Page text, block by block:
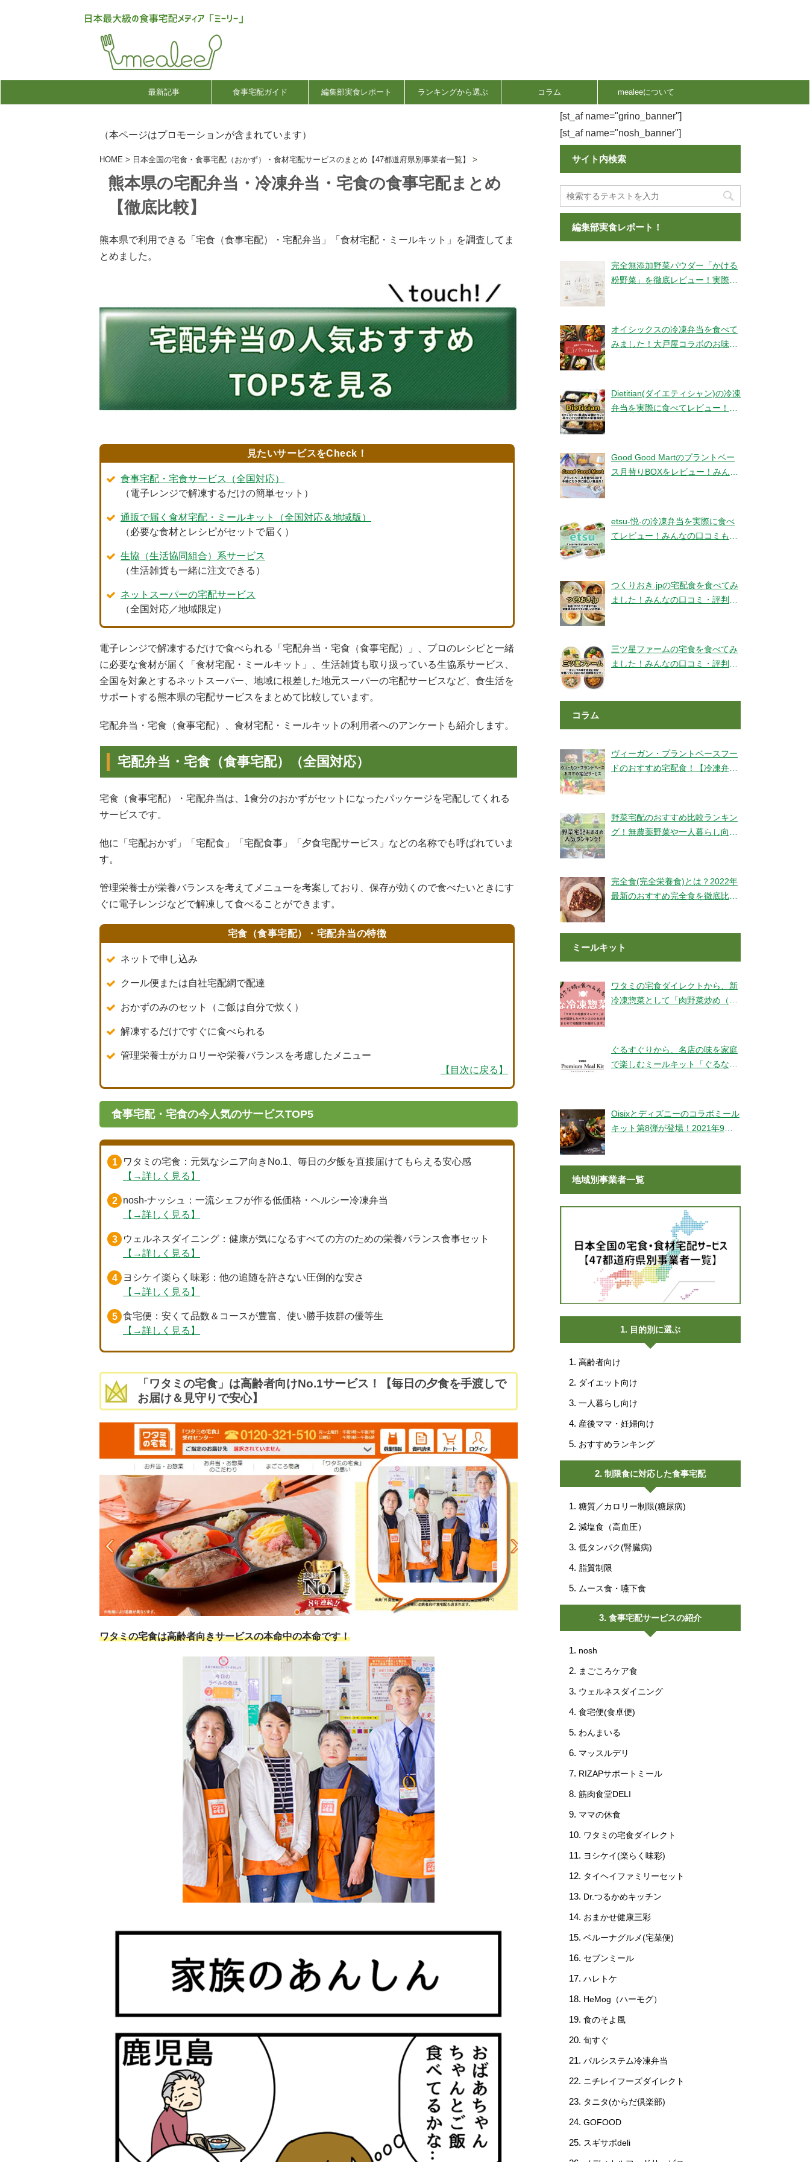
最新記事 食事宅配ガイド 編集部実食レポート ランキングから選ぶ コラム mealeeについて
（本ページはプロモーションが含まれています）
HOME > 日本全国の宅食・食事宅配（おかず）・食材宅配サービスのまとめ【47都道府県別事業者一覧】 >
熊本県の宅配弁当・冷凍弁当・宅食の食事宅配まとめ
【徹底比較】
熊本県で利用できる「宅食（食事宅配）・宅配弁当」「食材宅配・ミールキット」を調査してま
とめました。
見たいサービスをCheck！
食事宅配・宅食サービス（全国対応）
（電子レンジで解凍するだけの簡単セット）
通販で届く食材宅配・ミールキット（全国対応＆地域版）
（必要な食材とレシピがセットで届く）
生協（生活協同組合）系サービス
（生活雑貨も一緒に注文できる）
ネットスーパーの宅配サービス
（全国対応／地域限定）
電子レンジで解凍するだけで食べられる「宅配弁当・宅食（食事宅配）」、プロのレシピと一緒
に必要な食材が届く「食材宅配・ミールキット」、生活雑貨も取り扱っている生協系サービス、
全国を対象とするネットスーパー、地域に根差した地元スーパーの宅配サービスなど、食生活を
サポートする熊本県の宅配サービスをまとめて比較しています。
宅配弁当・宅食（食事宅配）、食材宅配・ミールキットの利用者へのアンケートも紹介します。
宅配弁当・宅食（食事宅配）（全国対応）
宅食（食事宅配）・宅配弁当は、1食分のおかずがセットになったパッケージを宅配してくれる
サービスです。
他に「宅配おかず」「宅配食」「宅配食事」「夕食宅配サービス」などの名称でも呼ばれていま
す。
管理栄養士が栄養バランスを考えてメニューを考案しており、保存が効くので食べたいときにす
ぐに電子レンジなどで解凍して食べることができます。
宅食（食事宅配）・宅配弁当の特徴
ネットで申し込み
クール便または自社宅配網で配達
おかずのみのセット（ご飯は自分で炊く）
解凍するだけですぐに食べられる
管理栄養士がカロリーや栄養バランスを考慮したメニュー
【目次に戻る】
食事宅配・宅食の今人気のサービスTOP5
ワタミの宅食 ：元気なシニア向きNo.1、毎日の夕飯を直接届けてもらえる安心感
【→詳しく見る】
nosh-ナッシュ
：一流シェフが作る低価格・ヘルシー冷凍弁当
【→詳しく見る】
ウェルネスダイニング ：健康が気になるすべての方のための栄養バランス食事セット
【→詳しく見る】
ヨシケイ楽らく味彩 ：他の追随を許さない圧倒的な安さ
【→詳しく見る】
食宅便 ：安くて品数＆コースが豊富、使い勝手抜群の優等生
【→詳しく見る】
「ワタミの宅食」は高齢者向けNo.1サービス！【毎日の夕食を手渡しで
お届け＆見守りで安心】
ワタミの宅食は高齢者向きサービスの本命中の本命です！
[st_af name="grino_banner"]
[st_af name="nosh_banner"]
サイト内検索
編集部実食レポート！
完全無添加野菜パウダー「かける
粉野菜」を徹底レビュー！実際に
オイシックスの冷凍弁当を食べて
みました！大戸屋コラボのお味と
Dietitian(ダイエティシャン)の冷凍
弁当を実際に食べてレビュー！み
Good Good Martのプラントベー
ス月替りBOXをレビュー！みんな
etsu-悦-の冷凍弁当を実際に食べ
てレビュー！みんなの口コミもチ
つくりおき.jpの宅配食を食べてみ
ました！みんなの口コミ・評判も
三ツ星ファームの宅食を食べてみ
ました！みんなの口コミ・評判も
コラム
ヴィーガン・プラントベースフー
ドのおすすめ宅配食！【冷凍弁
野菜宅配のおすすめ比較ランキン
グ！無農薬野菜や一人暮らし向け
完全食(完全栄養食)とは？2022年
最新のおすすめ完全食を徹底比較
ミールキット
ワタミの宅食ダイレクトから、新
冷凍惣菜として「肉野菜炒め（銚
ぐるすぐりから、名店の味を家庭
で楽しむミールキット「ぐるなび
Oisixとディズニーのコラボミール
キット第8弾が登場！2021年9月9
地域別事業者一覧
目的別に選ぶ
高齢者向け
ダイエット向け
一人暮らし向け
産後ママ・妊婦向け
おすすめランキング
制限食に対応した食事宅配
糖質／カロリー制限(糖尿病)
減塩食（高血圧）
低タンパク(腎臓病)
脂質制限
ムース食・嚥下食
食事宅配サービスの紹介
nosh
まごころケア食
ウェルネスダイニング
食宅便(食卓便)
わんまいる
マッスルデリ
RIZAPサポートミール
筋肉食堂DELI
ママの休食
ワタミの宅食ダイレクト
ヨシケイ(楽らく味彩)
タイヘイファミリーセット
Dr.つるかめキッチン
おまかせ健康三彩
ベルーナグルメ(宅菜便)
セブンミール
ハレトケ
HeMog（ハーモグ）
食のそよ風
旬すぐ
パルシステム冷凍弁当
ニチレイフーズダイレクト
タニタ(からだ倶楽部)
GOFOOD
スギサポdeli